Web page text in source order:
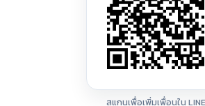
สแกนเพื่อเพิ่มเพื่อนใน LINE